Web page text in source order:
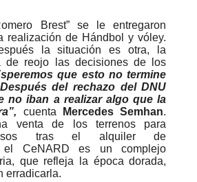
Brest” se le entregaron
realización de Hándbol y vóley.
la situación es otra, la
de reojo las decisiones de los
que esto no termine
del rechazo del DNU
no iban a realizar algo que la
cuenta Mercedes Semhan.
venta de los terrenos para
tras el alquiler de
el CeNARD es un complejo
que refleja la época dorada,
erradicarla.